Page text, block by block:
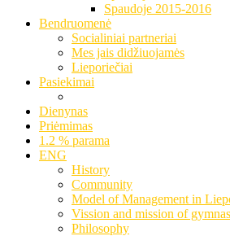
Spaudoje 2015-2016
Bendruomenė
Socialiniai partneriai
Mes jais didžiuojamės
Lieporiečiai
Pasiekimai
Dienynas
Priėmimas
1.2 % parama
ENG
History
Community
Model of Management in
Vission and mission of
Philosophy